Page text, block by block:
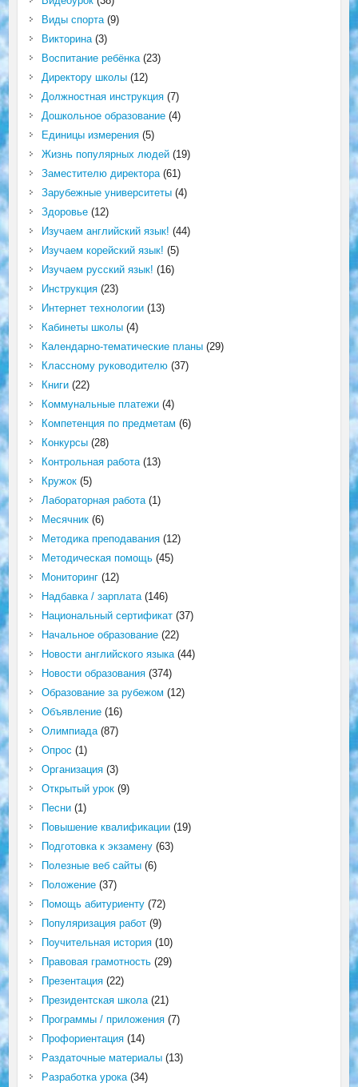
Виды спорта(9)
Викторина(3)
Воспитание ребёнка(23)
Директору школы(12)
Должностная инструкция(7)
Дошкольное образование(4)
Единицы измерения(5)
Жизнь популярных людей(19)
Заместителю директора(61)
Зарубежные университеты(4)
Здоровье(12)
Изучаем английский язык! (44)
Изучаем корейский язык! (5)
Изучаем русский язык! (16)
Инструкция(23)
Интернет технологии(13)
Кабинеты школы(4)
Календарно-тематические планы(29)
Классному руководителю(37)
Книги(22)
Коммунальные платежи(4)
Компетенция по предметам (6)
Конкурсы(28)
Контрольная работа(13)
Кружок(5)
Лабораторная работа(1)
Месячник(6)
Методика преподавания(12)
Методическая помощь(45)
Мониторинг(12)
Надбавка / зарплата(146)
Национальный сертификат(37)
Начальное образование(22)
Новости английского языка(44)
Новости образования(374)
Образование за рубежом (12)
Объявление(16)
Олимпиада(87)
Опрос (1)
Организация(3)
Открытый урок(9)
Песни(1)
Повышение квалификации(19)
Подготовка к экзамену(63)
Полезные веб сайты(6)
Положение(37)
Помощь абитуриенту(72)
Популяризация работ(9)
Поучительная история(10)
Правовая грамотность(29)
Презентация(22)
Президентская школа(21)
Программы / приложения(7)
Профориентация(14)
Раздаточные материалы(13)
Разработка урока(34)